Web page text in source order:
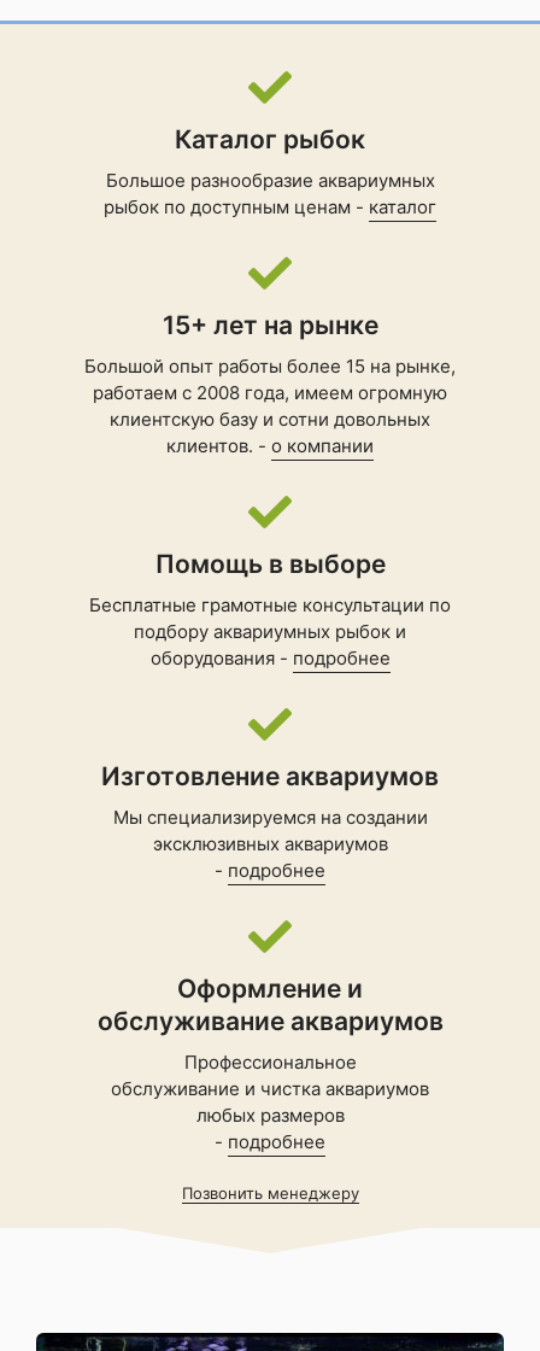
Каталог рыбок
Большое разнообразие аквариумных
рыбок по доступным ценам - каталог
15+ лет на рынке
Большой опыт работы более 15 на рынке,
работаем с 2008 года, имеем огромную
клиентскую базу и сотни довольных
клиентов. - о компании
Помощь в выборе
Бесплатные грамотные консультации по
подбору аквариумных рыбок и
оборудования - подробнее
Изготовление аквариумов
Мы специализируемся на создании
эксклюзивных аквариумов
- подробнее
Оформление и
обслуживание аквариумов
Профессиональное
обслуживание и чистка аквариумов
любых размеров
- подробнее
Позвонить менеджеру